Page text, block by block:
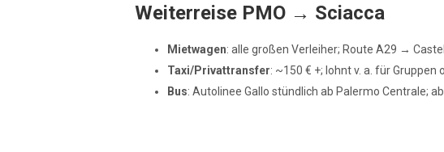
Weiterreise PMO → Sciacca
Mietwagen: alle großen Verleiher; Route A29 →
Taxi/Privattransfer: ~150 € +; lohnt v. a. für
Bus: Autolinee Gallo stündlich ab Palermo Centrale;